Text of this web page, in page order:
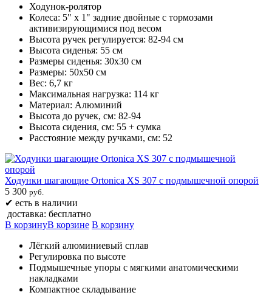
Ходунок-ролятор
Колеса: 5" х 1" задние двойные с тормозами
активизирующимися под весом
Высота ручек регулируется: 82-94 см
Высота сиденья: 55 см
Размеры сиденья: 30х30 см
Размеры: 50х50 см
Вес: 6,7 кг
Максимальная нагрузка: 114 кг
Материал: Алюминий
Высота до ручек, см: 82-94
Высота сидения, см: 55 + сумка
Расстояние между ручками, см: 52
Ходунки шагающие Ortonica XS 307 c подмышечной опорой
5 300 руб.
✔ есть в наличии
доставка: бесплатно
В корзинуВ корзине В корзину
Лёгкий алюминиевый сплав
Регулировка по высоте
Подмышечные упоры с мягкими анатомическими
накладками
Компактное складывание